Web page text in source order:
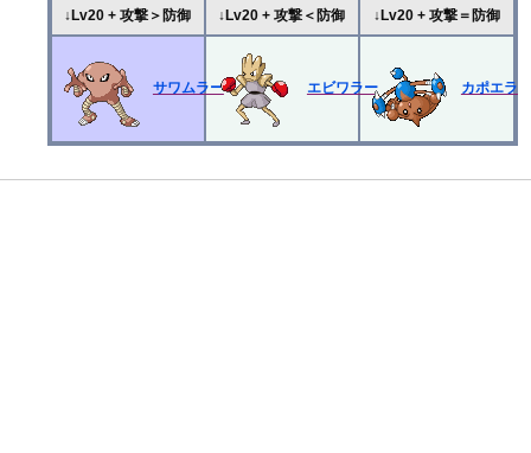
↓Lv20 + 攻撃＞防御 ↓Lv20 + 攻撃＜防御 ↓Lv20 + 攻撃＝防御
サワムラー エビワラー カポエラー